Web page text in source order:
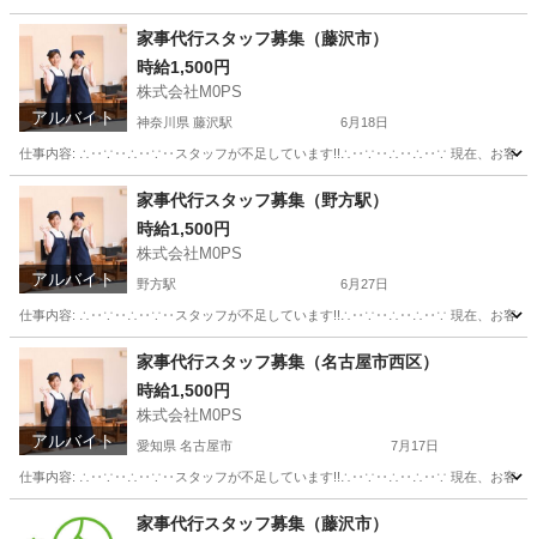
東京 葛飾区 その他 スタッフ
アルバイト
家事代行スタッフ募集（藤沢市）
時給1,500円
株式会社M0PS
神奈川県 藤沢駅 6月18日
仕事内容: ∴‥∵‥∴‥∵‥スタッフが不足しています!!∴‥∵‥∴‥∴‥∵ 現在、お客様から多
神奈川 藤沢市 藤沢駅 その他 スタッフ
アルバイト
家事代行スタッフ募集（野方駅）
時給1,500円
株式会社M0PS
野方駅 6月27日
仕事内容: ∴‥∵‥∴‥∵‥スタッフが不足しています!!∴‥∵‥∴‥∴‥∵ 現在、お客様から多
東京 中野区 野方駅 その他 スタッフ
アルバイト
家事代行スタッフ募集（名古屋市西区）
時給1,500円
株式会社M0PS
愛知県 名古屋市 7月17日
仕事内容: ∴‥∵‥∴‥∵‥スタッフが不足しています!!∴‥∵‥∴‥∴‥∵ 現在、お客様から多
名古屋市 ホームヘルパー スタッフ
家事代行スタッフ募集（藤沢市）